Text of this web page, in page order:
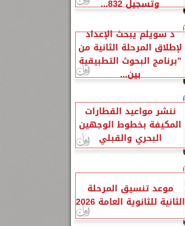
وتسجيل 832...
د سويلم يبحث الإعداد
لإطلاق المرحلة الثانية من
”برنامج البحوث التطبيقية
بين...
ننشر مواعيد القطارات
المكيفة بخطوط الوجهين
البحري والقبلي
موعد تنسيق المرحلة
الثانية للثانوية العامة 2026